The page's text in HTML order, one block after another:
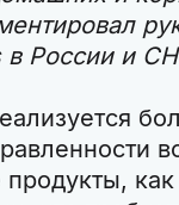
в России и